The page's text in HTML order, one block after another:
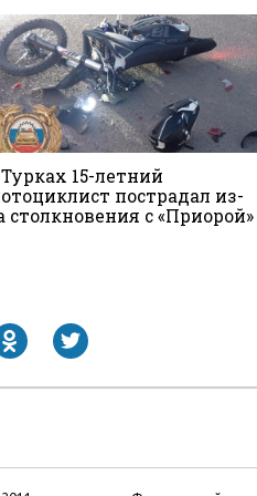
15-летний
пострадал из-
столкновения с «Приорой»